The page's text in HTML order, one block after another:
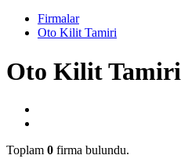
Firmalar
Oto Kilit Tamiri
Oto Kilit Tamiri
Toplam 0 firma bulundu.